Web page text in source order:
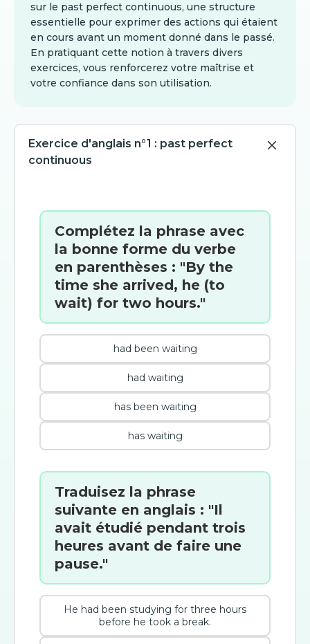
sur le past perfect continuous, une structure
essentielle pour exprimer des actions qui étaient
en cours avant un moment donné dans le passé.
En pratiquant cette notion à travers divers
exercices, vous renforcerez votre maîtrise et
votre confiance dans son utilisation.
Exercice d'anglais n°1 : past perfect
continuous
Complétez la phrase avec
la bonne forme du verbe
en parenthèses : "By the
time she arrived, he (to
wait) for two hours."
had been waiting
had waiting
has been waiting
has waiting
Traduisez la phrase
suivante en anglais : "Il
avait étudié pendant trois
heures avant de faire une
pause."
He had been studying for three hours
before he took a break.